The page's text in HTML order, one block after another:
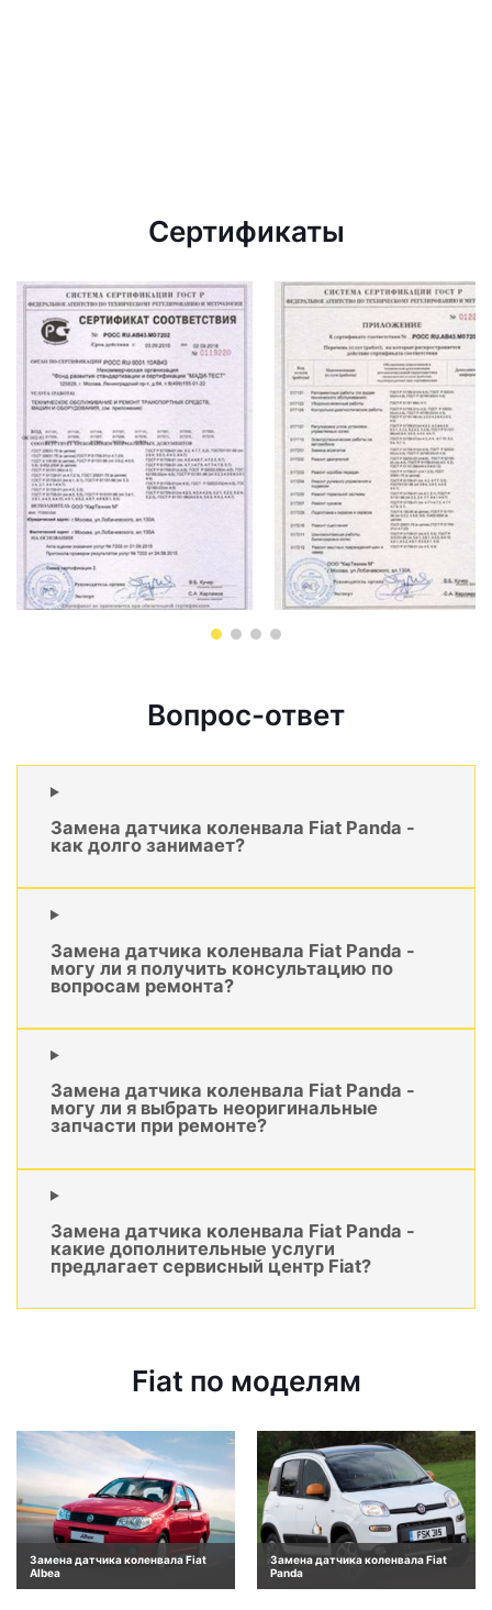
Сертификаты
Вопрос-ответ
Замена датчика коленвала Fiat Panda -
как долго занимает?
Замена датчика коленвала Fiat Panda -
могу ли я получить консультацию по
вопросам ремонта?
Замена датчика коленвала Fiat Panda -
могу ли я выбрать неоригинальные
запчасти при ремонте?
Замена датчика коленвала Fiat Panda -
какие дополнительные услуги
предлагает сервисный центр Fiat?
Fiat по моделям
Замена датчика коленвала Fiat
Albea
Замена датчика коленвала Fiat
Panda